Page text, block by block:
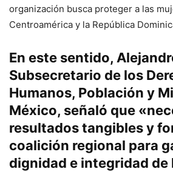
organización busca proteger a las
Centroamérica y la República
En este sentido,
Subsecretario de los
Humanos, Población y
México, señaló que
resultados tangibles y
coalición regional para
dignidad e integridad de